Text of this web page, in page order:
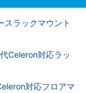
スラックマウント
Celeron対応ラッ
対応フロアマ